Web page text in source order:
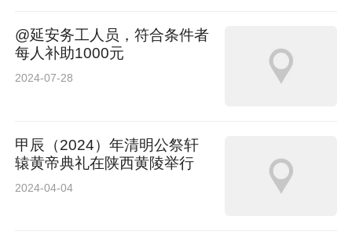
渭南市博思特家政服务有限公司家政部
延安金能铁路物流科技有限公司采购部
汉中万利航空装备制造有限公司机加分厂数铣班
@延安务工人员，符合条件者
每人补助1000元
2024-07-28
甲辰（2024）年清明公祭轩
辕黄帝典礼在陕西黄陵举行
2024-04-04